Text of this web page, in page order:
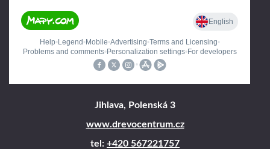
Jihlava, Polenská 3
www.drevocentrum.cz
tel: +420 567221757